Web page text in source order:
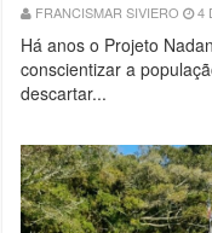
FRANCISMAR SIVIERO 4
Há anos o Projeto
conscientizar a
descartar...